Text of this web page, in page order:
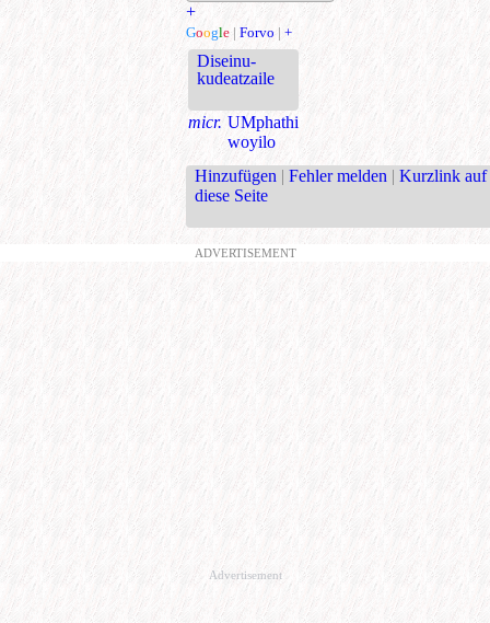
+
Google | Forvo | +
Diseinu-
kudeatzaile
micr. UMphathi
woyilo
Hinzufügen | Fehler melden | Kurzlink auf
diese Seite
ADVERTISEMENT
Advertisement